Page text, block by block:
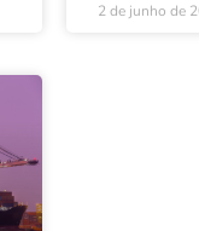
2 de junho de